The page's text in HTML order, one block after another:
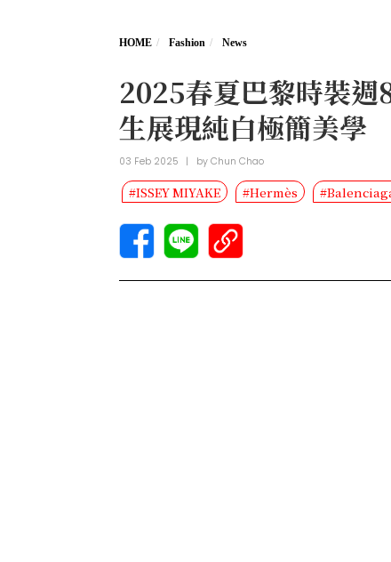
HOME Fashion News
2025春夏巴黎時裝
生展現純白極簡美學
03 Feb 2025 | byChun Chao
#ISSEY MIYAKE #Hermès